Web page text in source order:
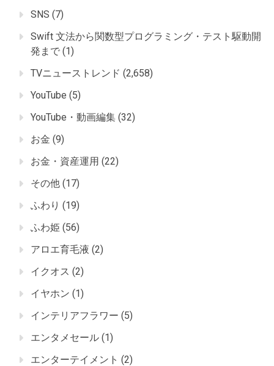
SNS (7)
Swift 文法から関数型プログラミング・テスト駆動開
発まで (1)
TVニューストレンド (2,658)
YouTube (5)
YouTube・動画編集 (32)
お金 (9)
お金・資産運用 (22)
その他 (17)
ふわり (19)
ふわ姫 (56)
アロエ育毛液 (2)
イクオス (2)
イヤホン (1)
インテリアフラワー (5)
エンタメセール (1)
エンターテイメント (2)